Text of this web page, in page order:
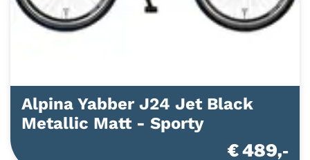
Alpina Yabber J24 Jet Black
Metallic Matt - Sporty
€ 489,-